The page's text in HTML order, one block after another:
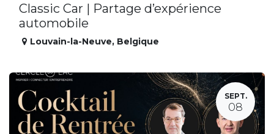
Classic Car | Partage d’expérience
automobile
Louvain-la-Neuve, Belgique
SEPT.
08